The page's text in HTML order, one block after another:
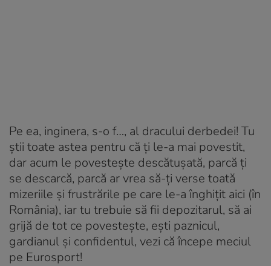
Pe ea, inginera, s-o f…, al dracului derbedei! Tu
știi toate astea pentru că ți le-a mai povestit,
dar acum le povestește descătușată, parcă ți
se descarcă, parcă ar vrea să-ți verse toată
mizeriile și frustrările pe care le-a înghițit aici (în
România), iar tu trebuie să fii depozitarul, să ai
grijă de tot ce povestește, ești paznicul,
gardianul și confidentul, vezi că începe meciul
pe Eurosport!